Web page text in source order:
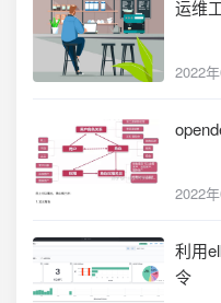
运维
2022
2022
利用
令